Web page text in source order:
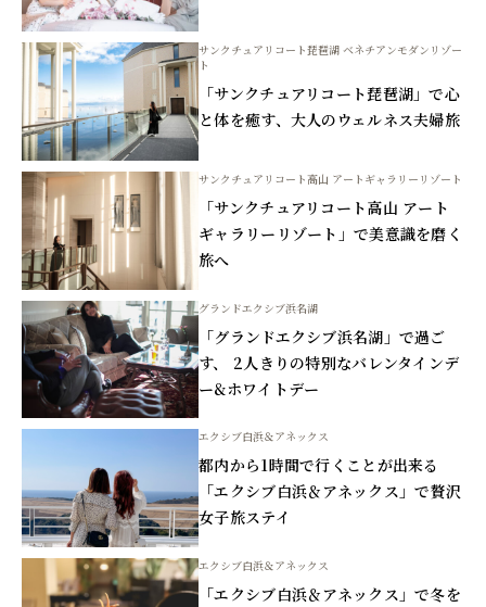
サンクチュアリコート琵琶湖 ベネチアンモダンリゾー
ト
「サンクチュアリコート琵琶湖」で心
と体を癒す、大人のウェルネス夫婦旅
サンクチュアリコート高山 アートギャラリーリゾート
「サンクチュアリコート高山 アート
ギャラリーリゾート」で美意識を磨く
旅へ
グランドエクシブ浜名湖
「グランドエクシブ浜名湖」で過ご
す、 2人きりの特別なバレンタインデ
ー&ホワイトデー
エクシブ白浜＆アネックス
都内から1時間で行くことが出来る
「エクシブ白浜＆アネックス」で贅沢
女子旅ステイ
エクシブ白浜＆アネックス
「エクシブ白浜＆アネックス」で冬を